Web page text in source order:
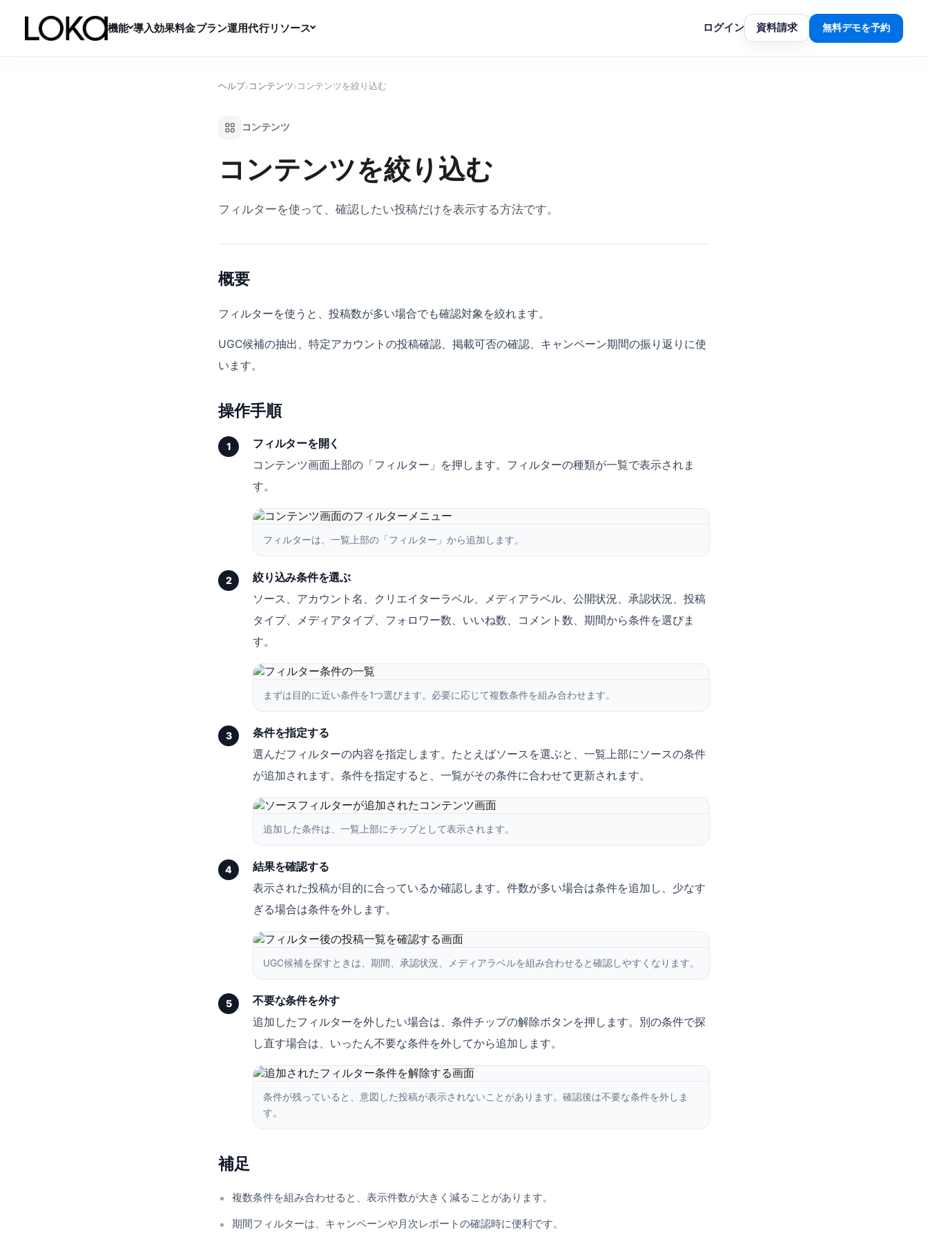
機能 導入効果料金プラン運用代行リソース ログイン 資料請求 無料デモを予約
ヘルプ›コンテンツ›コンテンツを絞り込む
コンテンツ
コンテンツを絞り込む
フィルターを使って、確認したい投稿だけを表示する方法です。
概要
フィルターを使うと、投稿数が多い場合でも確認対象を絞れます。
UGC候補の抽出、特定アカウントの投稿確認、掲載可否の確認、キャンペーン期間の振り返りに使
います。
操作手順
1 フィルターを開く
コンテンツ画面上部の「フィルター」を押します。フィルターの種類が一覧で表示されま
す。
フィルターは、一覧上部の「フィルター」から追加します。
2 絞り込み条件を選ぶ
ソース、アカウント名、クリエイターラベル、メディアラベル、公開状況、承認状況、投稿
タイプ、メディアタイプ、フォロワー数、いいね数、コメント数、期間から条件を選びま
す。
まずは目的に近い条件を1つ選びます。必要に応じて複数条件を組み合わせます。
3 条件を指定する
選んだフィルターの内容を指定します。たとえばソースを選ぶと、一覧上部にソースの条件
が追加されます。条件を指定すると、一覧がその条件に合わせて更新されます。
追加した条件は、一覧上部にチップとして表示されます。
4 結果を確認する
表示された投稿が目的に合っているか確認します。件数が多い場合は条件を追加し、少なす
ぎる場合は条件を外します。
UGC候補を探すときは、期間、承認状況、メディアラベルを組み合わせると確認しやすくなります。
5 不要な条件を外す
追加したフィルターを外したい場合は、条件チップの解除ボタンを押します。別の条件で探
し直す場合は、いったん不要な条件を外してから追加します。
条件が残っていると、意図した投稿が表示されないことがあります。確認後は不要な条件を外しま
す。
補足
複数条件を組み合わせると、表示件数が大きく減ることがあります。
期間フィルターは、キャンペーンや月次レポートの確認時に便利です。